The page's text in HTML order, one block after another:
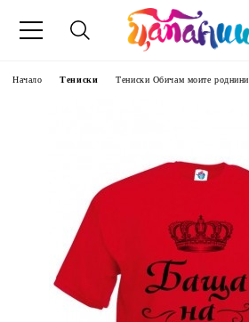
Начало Тениски Тениски Обичам моите роднини